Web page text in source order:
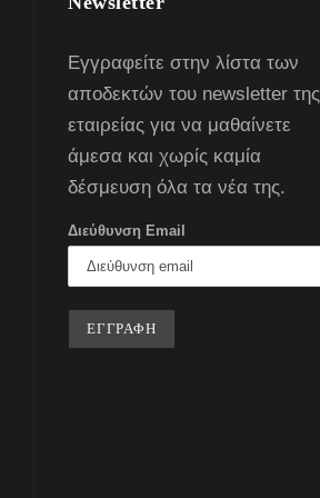
Εγγραφείτε στην λίστα των
αποδεκτών του newsletter της
εταιρείας για να μαθαίνετε
άμεσα και χωρίς καμία
δέσμευση όλα τα νέα της.
Διεύθυνση Email